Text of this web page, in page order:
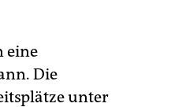
eine
Die
unter